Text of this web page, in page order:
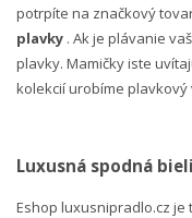
potrpíte na značkový
plavky . Ak je plávanie
plavky. Mamičky iste
kolekcií urobíme plavkový
Luxusná spodná
Eshop luxusnipradlo.cz je